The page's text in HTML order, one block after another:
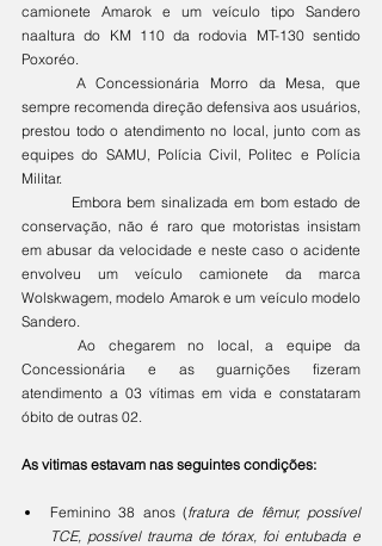
camionete Amarok e um veículo tipo Sandero
naaltura do KM 110 da rodovia MT-130 sentido
Poxoréo.
sempre recomenda direção defensiva aos usuários,
prestou todo o atendimento no local, junto com as
equipes do SAMU, Polícia Civil, Politec e Polícia
Militar.
conservação, não é raro que motoristas insistam
em abusar da velocidade e neste caso o acidente
envolveu um veículo camionete da marca
Wolskwagem, modelo Amarok e um veículo modelo
Sandero.
	Ao chegarem no local, a equipe da
Concessionária e as guarnições fizeram
atendimento a 03 vítimas em vida e constataram
óbito de outras 02.
As vitimas estavam nas seguintes condições:
Feminino 38 anos (fratura de fêmur, possível
TCE, possível trauma de tórax, foi entubada e